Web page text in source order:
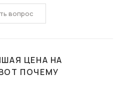
вопрос
ЦЕНА НА
ПОЧЕМУ